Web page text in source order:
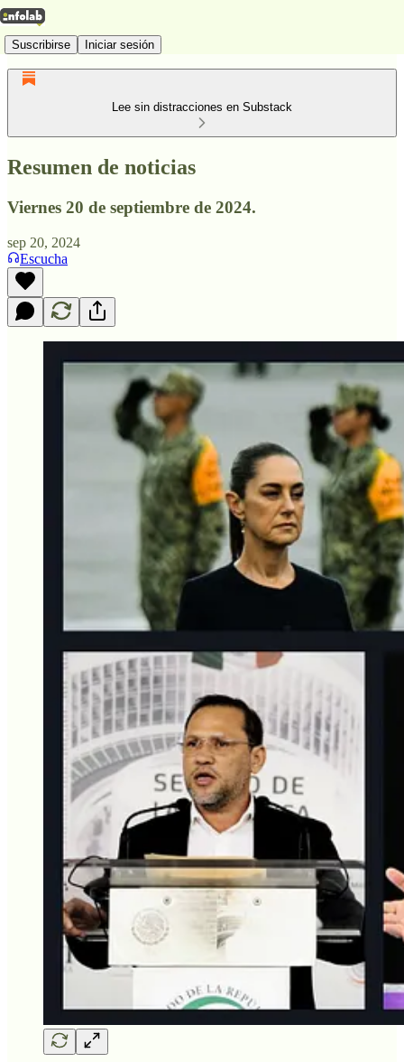
Suscribirse Iniciar sesión
Lee sin distracciones en Substack
Resumen de noticias
Viernes 20 de septiembre de 2024.
sep 20, 2024
Escucha